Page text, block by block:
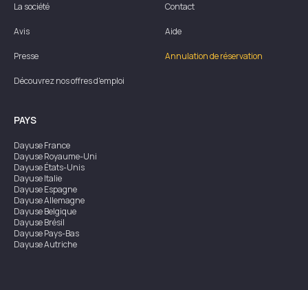
La société
Avis
Presse
Découvrez nos offres d'emploi
Contact
Aide
Annulation de réservation
PAYS
DayuseFrance
DayuseRoyaume-Uni
DayuseÉtats-Unis
DayuseItalie
DayuseEspagne
DayuseAllemagne
DayuseBelgique
DayuseBrésil
DayusePays-Bas
DayuseAutriche